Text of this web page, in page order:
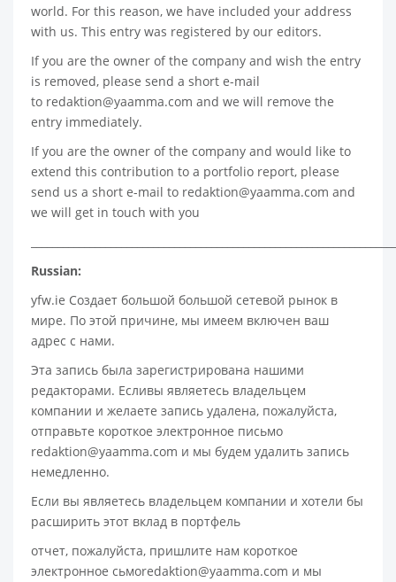
world. For this reason, we have included your address
with us. This entry was registered by our editors.
If you are the owner of the company and wish the entry
is removed, please send a short e-mail
to redaktion@yaamma.com and we will remove the
entry immediately.
If you are the owner of the company and would like to
extend this contribution to a portfolio report, please
send us a short e-mail to redaktion@yaamma.com and
we will get in touch with you
Russian:
yfw.ie Создает большой большой сетевой рынок в
мире. По этой причине, мы имеем включен ваш
адрес с нами.
Эта запись была зарегистрирована нашими
редакторами. Есливы являетесь владельцем
компании и желаете запись удалена, пожалуйста,
отправьте короткое электронное письмо
redaktion@yaamma.com и мы будем удалить запись
немедленно.
Если вы являетесь владельцем компании и хотели бы
расширить этот вклад в портфель
отчет, пожалуйста, пришлите нам короткое
электронное сьмоredaktion@yaamma.com и мы